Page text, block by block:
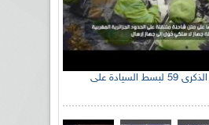
الإذاعة الجزائرية تحي الذكرى 59 لبسط السيادة على